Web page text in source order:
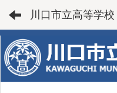
川口市立高等学校